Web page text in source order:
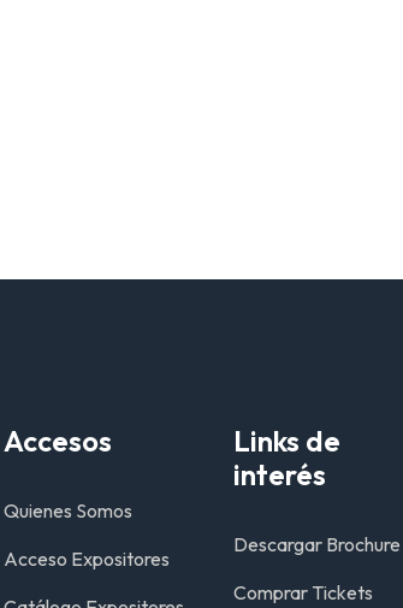
Accesos
Quienes Somos
Acceso Expositores
Links de
interés
Descargar Brochure
Comprar Tickets